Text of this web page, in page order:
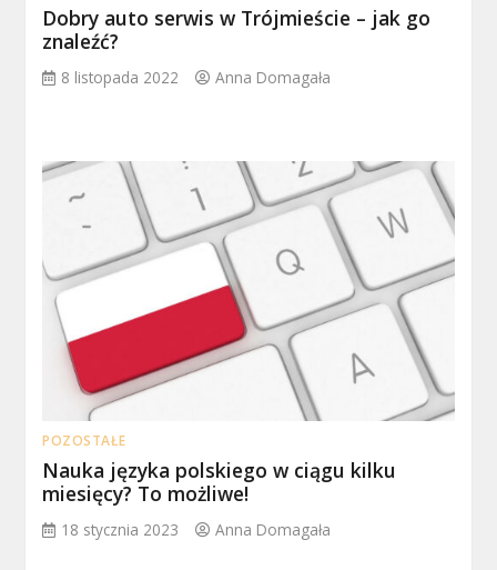
Dobry auto serwis w Trójmieście – jak go
znaleźć?
8 listopada 2022 Anna Domagała
POZOSTAŁE
Nauka języka polskiego w ciągu kilku
miesięcy? To możliwe!
18 stycznia 2023 Anna Domagała